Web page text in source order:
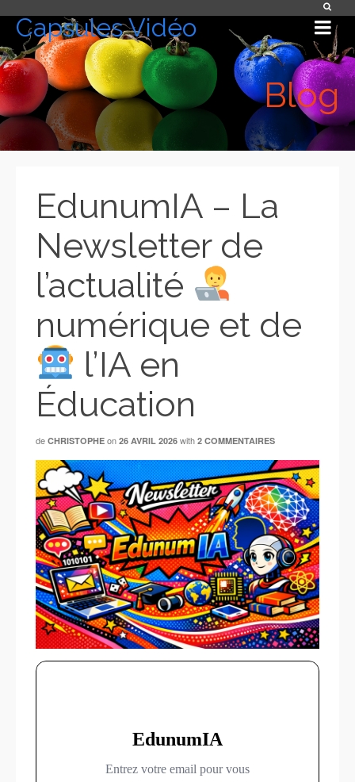
Capsules Vidéo
Blog
EdunumIA – La
Newsletter de
l’actualité
numérique et de
l’IA en
Éducation
de CHRISTOPHE on 26 AVRIL 2026 with 2 COMMENTAIRES